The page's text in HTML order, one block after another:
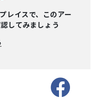
レイスで、このアー
してみましょう